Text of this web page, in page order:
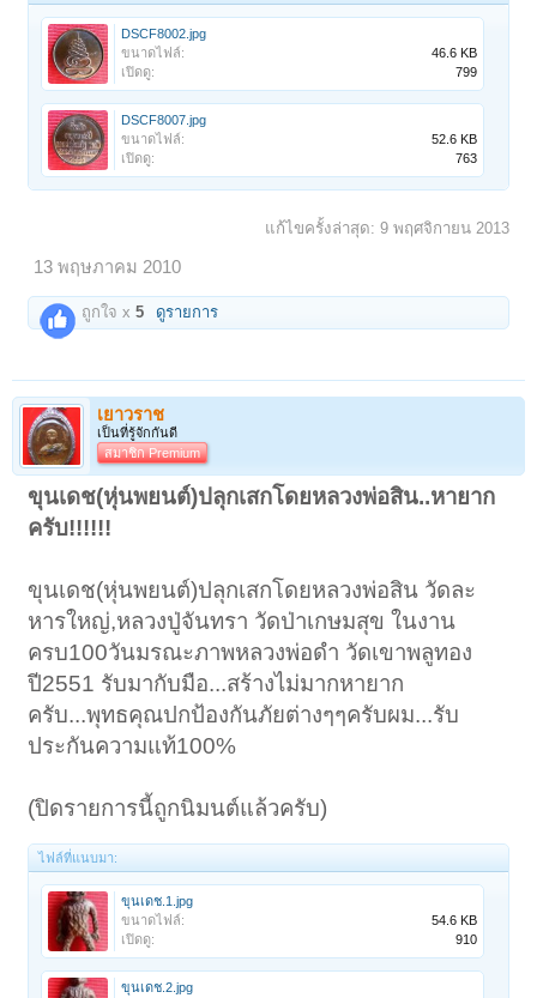
DSCF8002.jpg
ขนาดไฟล์:
46.6 KB
เปิดดู:
799
DSCF8007.jpg
ขนาดไฟล์:
52.6 KB
เปิดดู:
763
แก้ไขครั้งล่าสุด: 9 พฤศจิกายน 2013
13 พฤษภาคม 2010
ถูกใจ x5 ดูรายการ
เยาวราช
เป็นที่รู้จักกันดี
สมาชิก Premium
ขุนเดช(หุ่นพยนต์)ปลุกเสกโดยหลวงพ่อสิน..หายาก
ครับ!!!!!!
ขุนเดช(หุ่นพยนต์)ปลุกเสกโดยหลวงพ่อสิน วัดละ
หารใหญ่,หลวงปู่จันทรา วัดป่าเกษมสุข ในงาน
ครบ100วันมรณะภาพหลวงพ่อดำ วัดเขาพลูทอง
ปี2551 รับมากับมือ...สร้างไม่มากหายาก
ครับ...พุทธคุณปกป้องกันภัยต่างๆๆครับผม...รับ
ประกันความแท้100%
(ปิดรายการนี้ถูกนิมนต์แล้วครับ)
ไฟล์ที่แนบมา:
ขุนเดช.1.jpg
ขนาดไฟล์:
54.6 KB
เปิดดู:
910
ขุนเดช.2.jpg